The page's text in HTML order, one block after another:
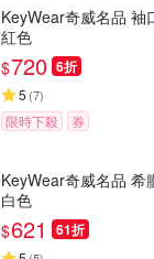
KeyWear奇威名品
紅色
$720 6折
5 (7)
限時下殺 券
KeyWear奇威名品 希
白色
$621 61折